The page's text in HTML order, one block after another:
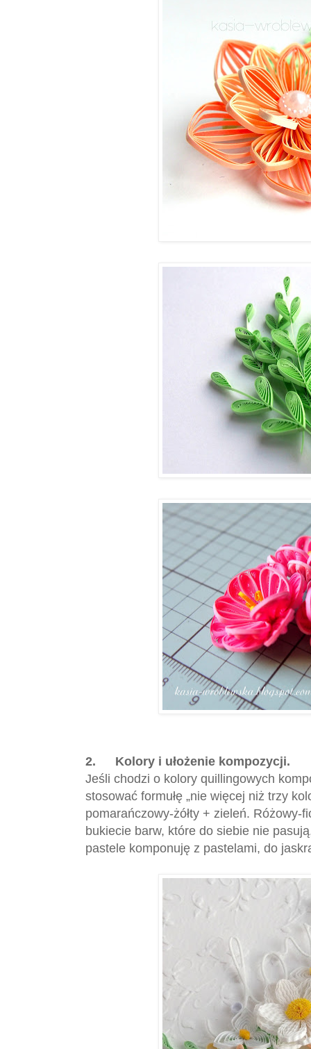
2.
Kolory i ułożenie kompozycji.
Jeśli chodzi o kolory quillingowych
stosować formułę „nie więcej niż trzy
pomarańczowy-żółty + zieleń. Różowy-
bukiecie barw, które do siebie nie
pastele komponuję z pastelami, do